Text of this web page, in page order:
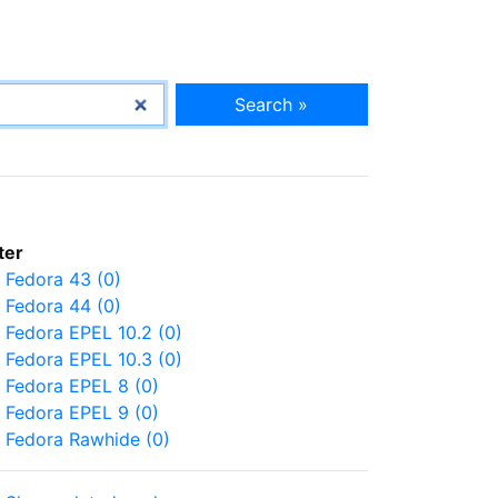
Search »
Fedora 43 (0)
Fedora 44 (0)
Fedora EPEL 10.2 (0)
Fedora EPEL 10.3 (0)
Fedora EPEL 8 (0)
Fedora EPEL 9 (0)
Fedora Rawhide (0)